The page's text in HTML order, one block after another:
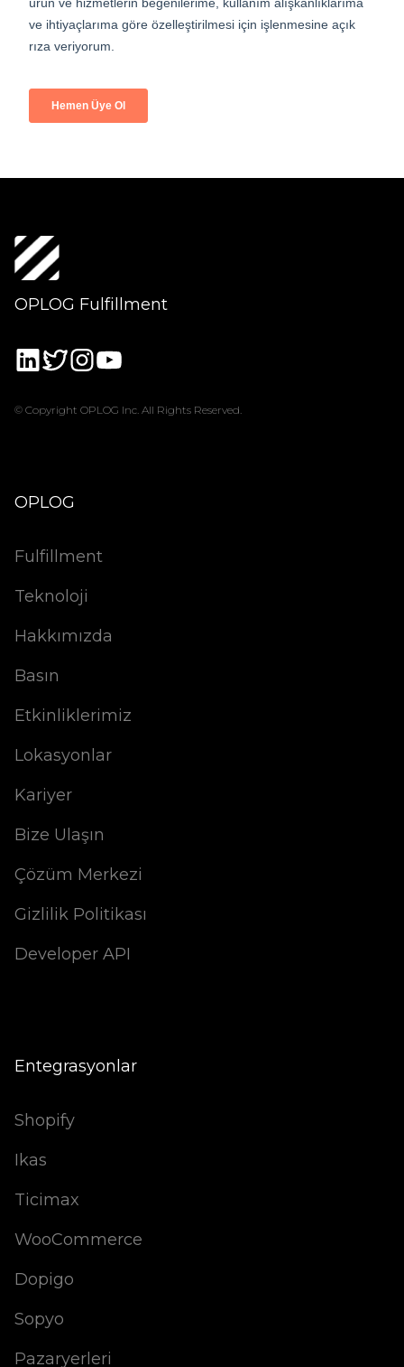
OPLOG Fulfillment
© Copyright OPLOG Inc. All Rights Reserved.
OPLOG
Fulfillment
Teknoloji
Hakkımızda
Basın
Etkinliklerimiz
Lokasyonlar
Kariyer
Bize Ulaşın
Çözüm Merkezi
Gizlilik Politikası
Developer API
Entegrasyonlar
Shopify
Ikas
Ticimax
WooCommerce
Dopigo
Sopyo
Pazaryerleri